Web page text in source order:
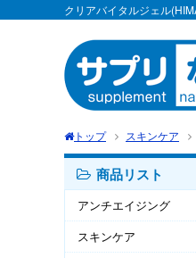
クリアバイタルジェル
トップ スキンケア
商品リスト
アンチエイジング
スキンケア